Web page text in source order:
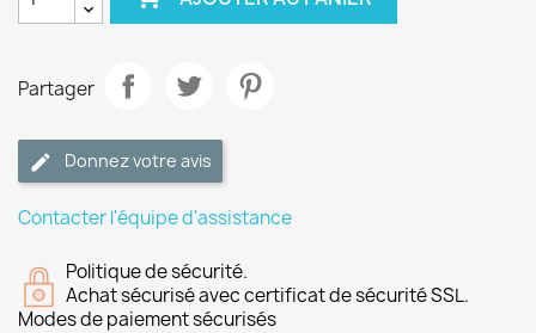
Partager
Donnez votre avis
Contacter l'équipe d'assistance
Politique de sécurité.
Achat sécurisé avec certificat de sécurité SSL.
Modes de paiement sécurisés